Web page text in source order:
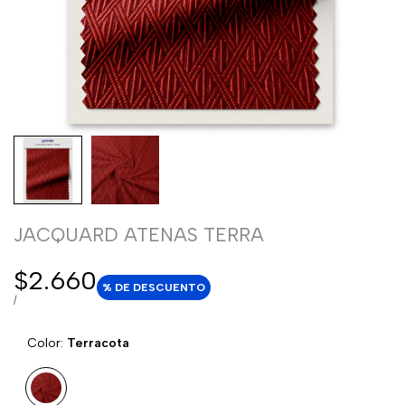
JACQUARD ATENAS TERRA
Precio
de
venta
$2.660
PRECIO
/POR
% DE DESCUENTO
Color: Terracota